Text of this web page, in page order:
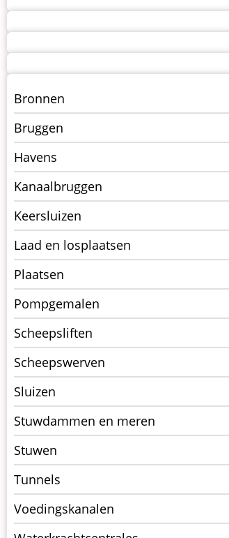
Menu
kunstwerken
op
kunstwerkpagina
Bronnen
Bruggen
Havens
Kanaalbruggen
Keersluizen
Laad en losplaatsen
Plaatsen
Pompgemalen
Scheepsliften
Scheepswerven
Sluizen
Stuwdammen en meren
Stuwen
Tunnels
Voedingskanalen